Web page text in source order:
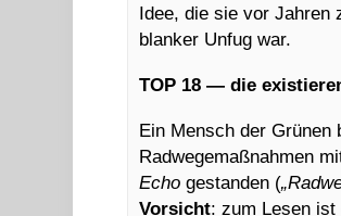
Idee, die sie vor Jahren
blanker Unfug war.
TOP 18— die
Ein Mensch der Grünen
Radwegemaßnahmen
Echo gestanden (
Vorsicht: zum Lesen ist